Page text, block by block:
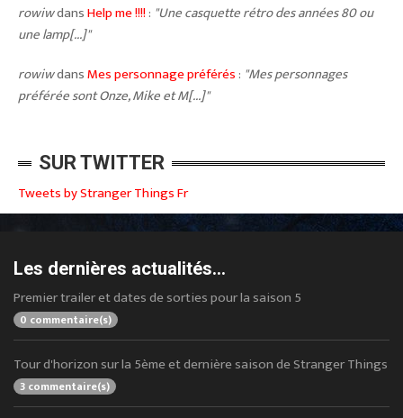
rowiwdansHelp me !!!!: "Une casquette rétro des années 80 ou
une lamp[...]"
rowiwdansMes personnage préférés : "Mes personnages
préférée sont Onze, Mike et M[...]"
SUR TWITTER
Tweets by Stranger Things Fr
Les dernières actualités...
Premier trailer et dates de sorties pour la saison 5
0 commentaire(s)
Tour d'horizon sur la 5ème et dernière saison de Stranger Things
3 commentaire(s)